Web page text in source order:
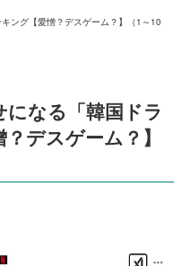
ング【愛憎？デスゲーム？】（1～10
になる「韓国ドラ
デスゲーム？】